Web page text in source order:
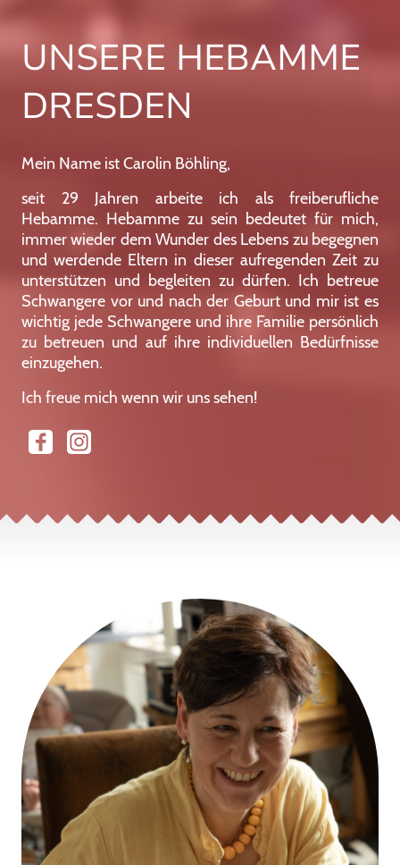
UNSERE HEBAMME
DRESDEN
Mein Name ist Carolin Böhling,
seit 29 Jahren arbeite ich als freiberufliche
Hebamme. Hebamme zu sein bedeutet für mich,
immer wieder dem Wunder des Lebens zu begegnen
und werdende Eltern in dieser aufregenden Zeit zu
unterstützen und begleiten zu dürfen. Ich betreue
Schwangere vor und nach der Geburt und mir ist es
wichtig jede Schwangere und ihre Familie persönlich
zu betreuen und auf ihre individuellen Bedürfnisse
einzugehen.
Ich freue mich wenn wir uns sehen!